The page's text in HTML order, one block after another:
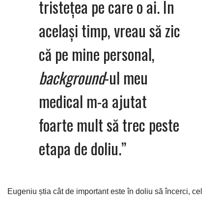
tristețea pe care o ai. În
același timp, vreau să zic
că pe mine personal,
background-ul meu
medical m-a ajutat
foarte mult să trec peste
etapa de doliu.”
Eugeniu știa cât de important este în doliu să încerci, cel